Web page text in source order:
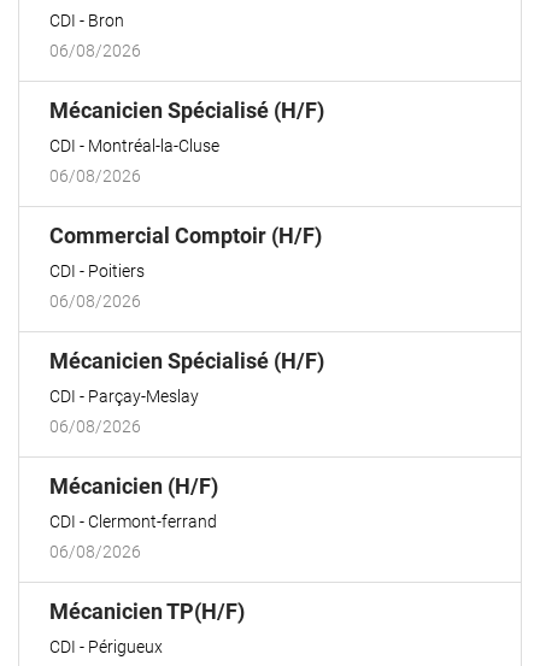
CDI
Bron
06/08/2026
Mécanicien Spécialisé (H/F)(Nouvelle
CDI
Montréal-la-Cluse
06/08/2026
Commercial Comptoir (H/F)(Nouvelle
CDI
Poitiers
06/08/2026
Mécanicien Spécialisé (H/F)(Nouvelle
CDI
Parçay-Meslay
06/08/2026
Mécanicien (H/F)(Nouvelle
CDI
Clermont-ferrand
06/08/2026
Mécanicien TP(H/F)(Nouvelle
CDI
Périgueux